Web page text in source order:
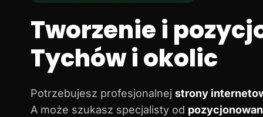
Tworzenie i
Tychów i okolic
Potrzebujesz profesjonalnej strony
A może szukasz specjalisty od